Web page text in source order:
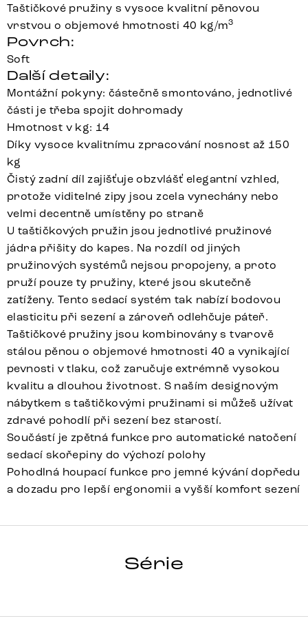
Taštičkové pružiny s vysoce kvalitní pěnovou
vrstvou o objemové hmotnosti 40 kg/m3
Povrch:
Soft
Další detaily:
Montážní pokyny: částečně smontováno, jednotlivé
části je třeba spojit dohromady
Hmotnost v kg: 14
Díky vysoce kvalitnímu zpracování nosnost až 150
kg
Čistý zadní díl zajišťuje obzvlášť elegantní vzhled,
protože viditelné zipy jsou zcela vynechány nebo
velmi decentně umístěny po straně
U taštičkových pružin jsou jednotlivé pružinové
jádra přišity do kapes. Na rozdíl od jiných
pružinových systémů nejsou propojeny, a proto
pruží pouze ty pružiny, které jsou skutečně
zatíženy. Tento sedací systém tak nabízí bodovou
elasticitu při sezení a zároveň odlehčuje páteř.
Taštičkové pružiny jsou kombinovány s tvarově
stálou pěnou o objemové hmotnosti 40 a vynikající
pevnosti v tlaku, což zaručuje extrémně vysokou
kvalitu a dlouhou životnost. S naším designovým
nábytkem s taštičkovými pružinami si můžeš užívat
zdravé pohodlí při sezení bez starostí.
Součástí je zpětná funkce pro automatické natočení
sedací skořepiny do výchozí polohy
Pohodlná houpací funkce pro jemné kývání dopředu
a dozadu pro lepší ergonomii a vyšší komfort sezení
Série
ZOA-FLEX